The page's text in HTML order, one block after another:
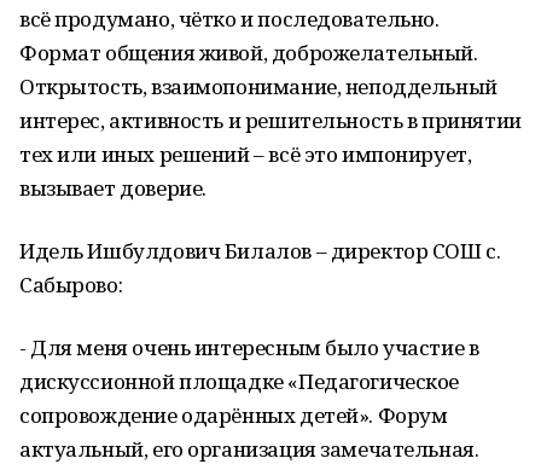
всё продумано, чётко и последовательно.
Формат общения живой, доброжелательный.
Открытость, взаимопонимание, неподдельный
интерес, активность и решительность в принятии
тех или иных решений – всё это импонирует,
вызывает доверие.
Идель Ишбулдович Билалов – директор СОШ с.
Сабырово:
- Для меня очень интересным было участие в
дискуссионной площадке «Педагогическое
сопровождение одарённых детей». Форум
актуальный, его организация замечательная.